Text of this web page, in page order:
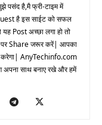
पसंद है,मै फ्री-टाइम में
है इस साईट को सफल
Post अच्छा लगा हो तो
Share जरूर करें| आपका
करेगा| AnyTechinfo.com
साथ बनाए रखे और हमें